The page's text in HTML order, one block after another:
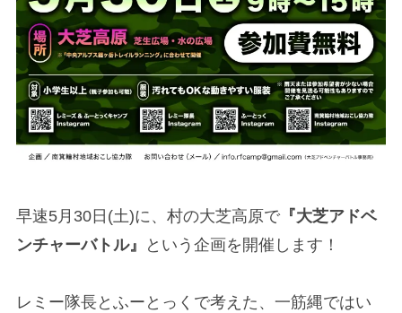
早速5月30日(土)に、村の大芝高原で『大芝アドベ
ンチャーバトル』
という企画を開催します！
レミー隊長とふーとっくで考えた、一筋縄ではい